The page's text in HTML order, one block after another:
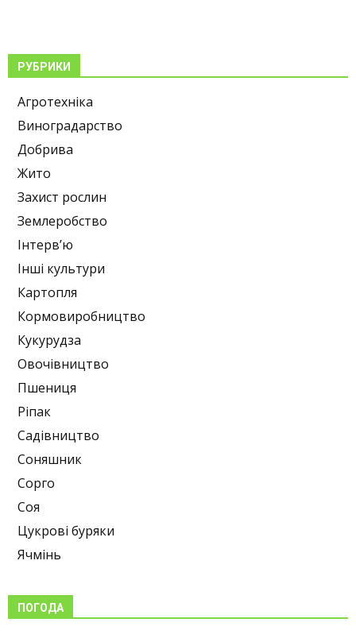
РУБРИКИ
Агротехніка
Виноградарство
Добрива
Жито
Захист рослин
Землеробство
Інтерв’ю
Інші культури
Картопля
Кормовиробництво
Кукурудза
Овочівництво
Пшениця
Ріпак
Садівництво
Соняшник
Сорго
Соя
Цукрові буряки
Ячмінь
ПОГОДА